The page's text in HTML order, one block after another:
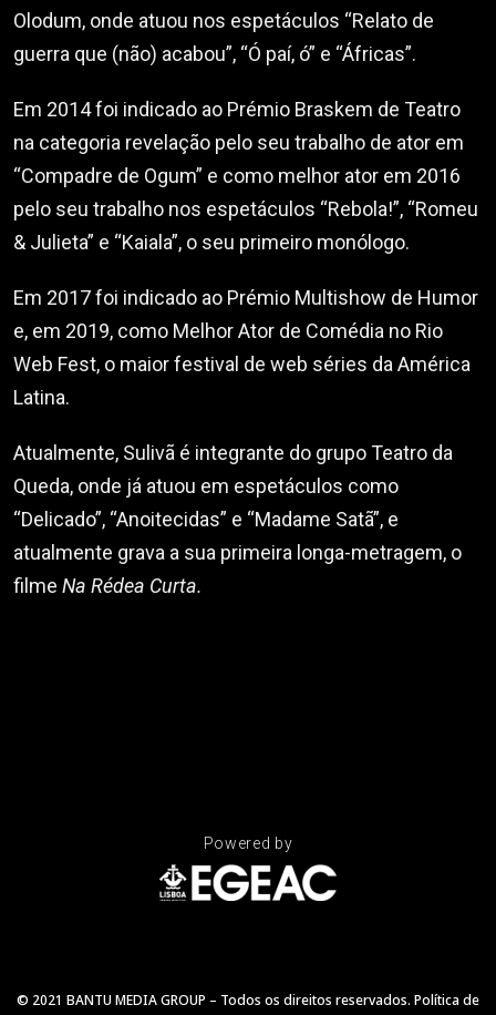
Olodum, onde atuou nos espetáculos “Relato de
guerra que (não) acabou”, “Ó paí, ó” e “Áfricas”.
Em 2014 foi indicado ao Prémio Braskem de Teatro
na categoria revelação pelo seu trabalho de ator em
“Compadre de Ogum” e como melhor ator em 2016
pelo seu trabalho nos espetáculos “Rebola!”, “Romeu
& Julieta” e “Kaiala”, o seu primeiro monólogo.
Em 2017 foi indicado ao Prémio Multishow de Humor
e, em 2019, como Melhor Ator de Comédia no Rio
Web Fest, o maior festival de web séries da América
Latina.
Atualmente, Sulivã é integrante do grupo Teatro da
Queda, onde já atuou em espetáculos como
“Delicado”, “Anoitecidas” e “Madame Satã”, e
atualmente grava a sua primeira longa-metragem, o
filme Na Rédea Curta.
Powered by
© 2021 BANTU MEDIA GROUP – Todos os direitos reservados. Política de